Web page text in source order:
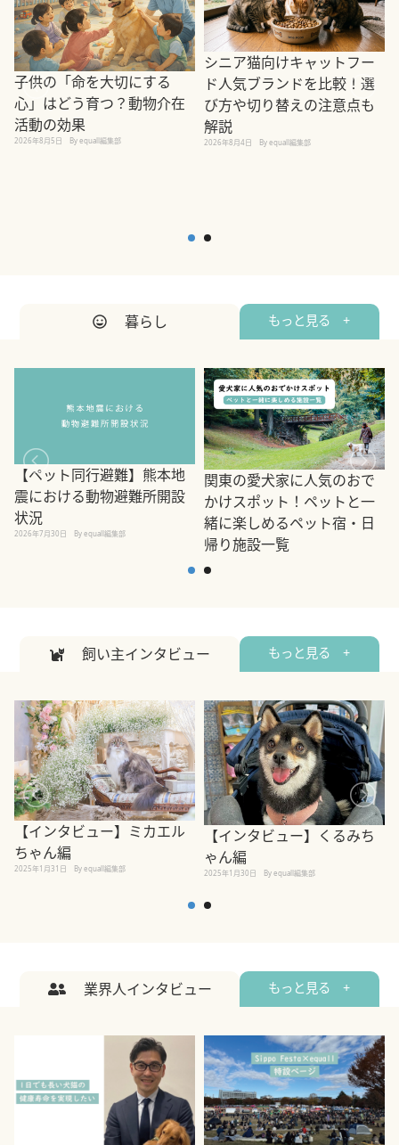
子供の「命を大切にする
心」はどう育つ？動物介在
活動の効果
2026年8月5日 By equall編集部
シニア猫向けキャットフー
ド人気ブランドを比較！選
び方や切り替えの注意点も
解説
2026年8月4日 By equall編集部
暮らし もっと見る +
【ペット同行避難】熊本地
震における動物避難所開設
状況
2026年7月30日 By equall編集部
関東の愛犬家に人気のおで
かけスポット！ペットと一
緒に楽しめるペット宿・日
帰り施設一覧
飼い主インタビュー もっと見る +
【インタビュー】ミカエル
ちゃん編
2025年1月31日 By equall編集部
【インタビュー】くるみち
ゃん編
2025年1月30日 By equall編集部
業界人インタビュー もっと見る +